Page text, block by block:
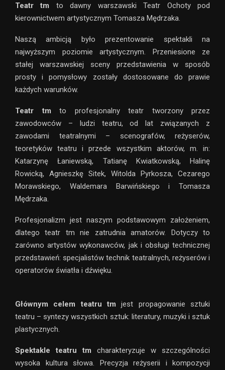
Teatr tm to dawny warszawski Teatr Ochoty pod
kierownictwem artystycznym Tomasza Mędrzaka.
Naszą ambicją było prezentowanie spektakli na
najwyższym poziomie artystycznym. Przeniesione ze
stałej warszawskiej sceny przedstawienia w sposób
prosty i pomysłowy zostały dostosowane do prawie
każdych warunków.
Teatr tm to profesjonalny teatr tworzony przez
zawodowców – ludzi teatru, od lat związanych z
zawodami teatralnymi – scenografów, reżyserów,
teoretyków teatru i przede wszystkim aktorów, m. in:
Katarzynę Łaniewską, Tatianę Kwiatkowską, Halinę
Rowicką, Agnieszkę Sitek, Witolda Pyrkosza, Cezarego
Morawskiego, Waldemara Barwińskiego i Tomasza
Mędrzaka.
Profesjonalizm jest naszym podstawowym założeniem,
dlatego teatr tm nie zatrudnia amatorów. Dotyczy to
zarówno artystów wykonawców, jak i obsługi technicznej
przedstawień: specjalistów technik teatralnych, reżyserów i
operatorów światła i dźwięku.
Głównym celem teatru tm jest propagowanie sztuki
teatru – syntezy wszystkich sztuk: literatury, muzyki i sztuk
plastycznych.
Spektakle teatru tm charakteryzuje w szczególności
wysoka kultura słowa. Precyzja reżyserii i kompozycji